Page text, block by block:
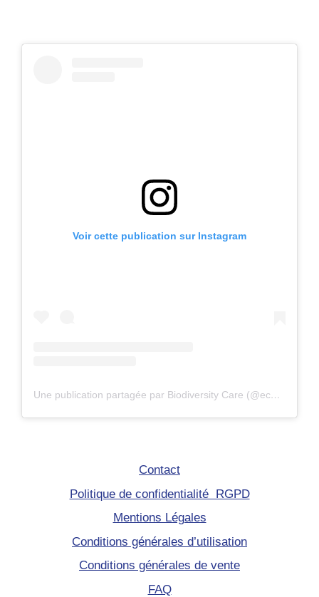
Voir cette publication sur Instagram
Une publication partagée par Biodiversity Care (@eco.volontaire)
Contact
Politique de confidentialité RGPD
Mentions Légales
Conditions générales d’utilisation
Conditions générales de vente
FAQ